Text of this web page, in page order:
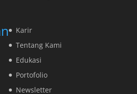
Karir
Tentang Kami
Edukasi
Portofolio
Newsletter